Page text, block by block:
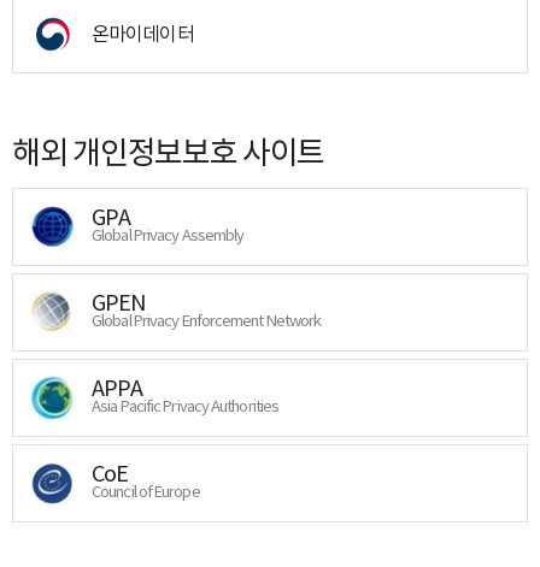
온마이데이터
해외 개인정보보호 사이트
GPA
Global Privacy Assembly
GPEN
Global Privacy Enforcement Network
APPA
Asia Pacific Privacy Authorities
CoE
Council of Europe